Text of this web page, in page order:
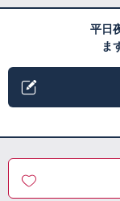
平日
ま